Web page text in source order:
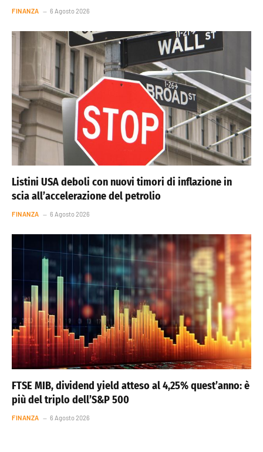
FINANZA 6 Agosto 2026
Listini USA deboli con nuovi timori di inflazione in
scia all’accelerazione del petrolio
FINANZA 6 Agosto 2026
FTSE MIB, dividend yield atteso al 4,25% quest’anno: è
più del triplo dell’S&P 500
FINANZA 6 Agosto 2026